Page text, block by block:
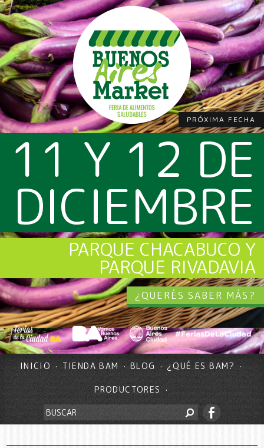
PRÓXIMA FECHA
11 Y 12 DE
DICIEMBRE
PARQUE CHACABUCO Y
PARQUE RIVADAVIA
¿QUERÉS SABER MÁS?
INICIO TIENDA BAM BLOG ¿QUÉ ES BAM?
PRODUCTORES